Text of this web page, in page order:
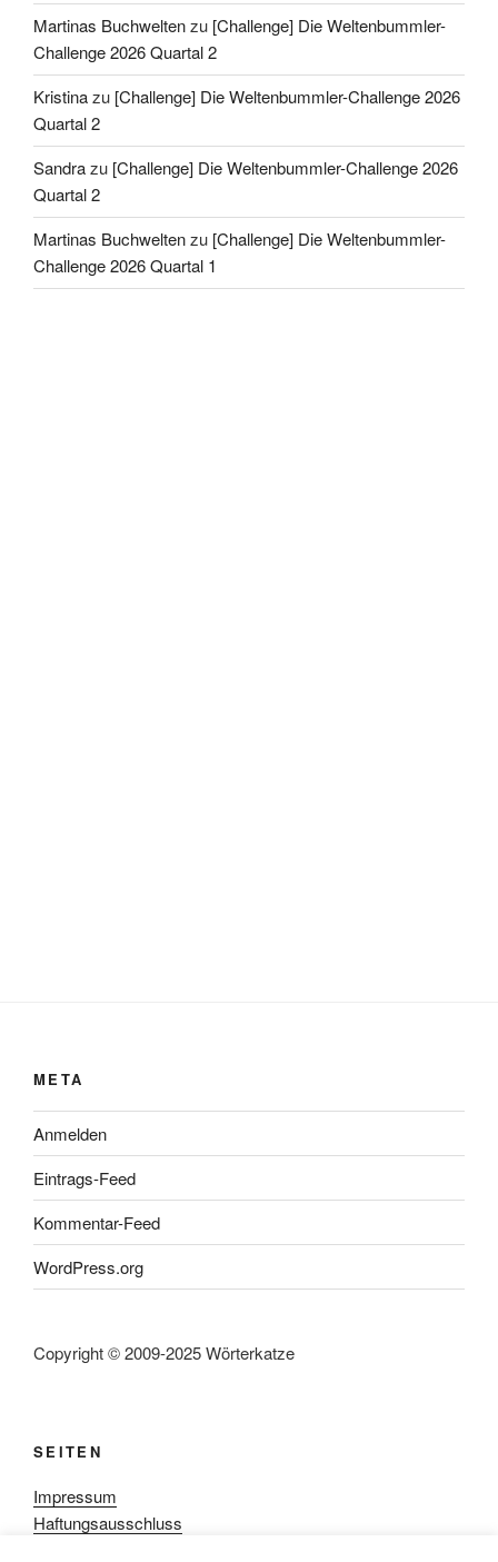
Martinas Buchweltenzu [Challenge] Die Weltenbummler-
Challenge 2026 Quartal 2
Kristinazu [Challenge] Die Weltenbummler-Challenge 2026
Quartal 2
Sandrazu [Challenge] Die Weltenbummler-Challenge 2026
Quartal 2
Martinas Buchweltenzu [Challenge] Die Weltenbummler-
Challenge 2026 Quartal 1
META
Anmelden
Eintrags-Feed
Kommentar-Feed
WordPress.org
Copyright © 2009-2025 Wörterkatze
SEITEN
Impressum
Haftungsausschluss